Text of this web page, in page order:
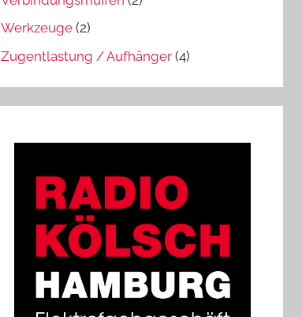
Werkzeuge (2)
Zugentlastung / Aufhänger (4)